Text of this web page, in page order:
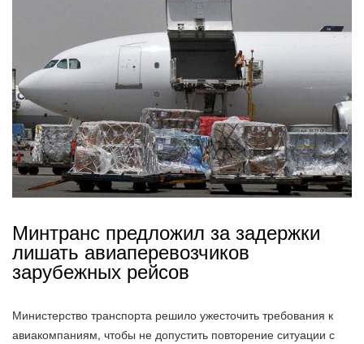
Минтранс предложил за задержки
лишать авиаперевозчиков
зарубежных рейсов
Министерство транспорта решило ужесточить требования к
авиакомпаниям, чтобы не допустить повторение ситуации с